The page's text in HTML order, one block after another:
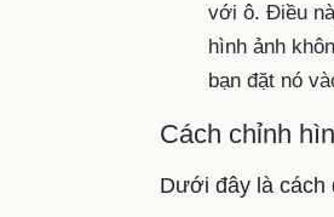
với ô. Điều
hình ảnh
bạn đặt nó
Cách chỉnh
Dưới đây là cách